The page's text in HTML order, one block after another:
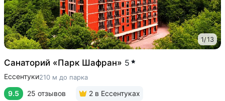
1/13
Санаторий «Парк Шафран» 5
Ессентуки210 м до парка
9.5 25 отзывов 2 в Ессентуках